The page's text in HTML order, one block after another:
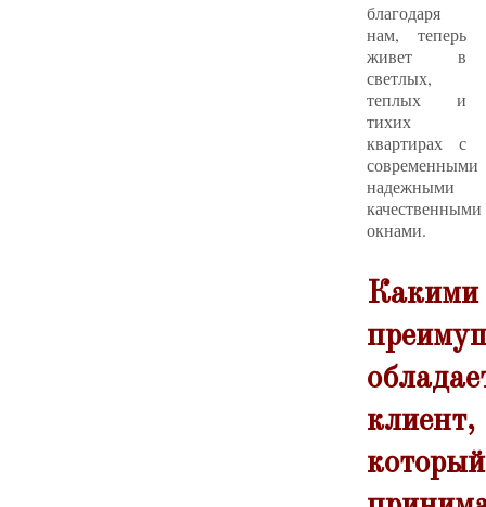
благодаря
нам, теперь
живет в
светлых,
теплых и
тихих
квартирах с
современными
надежными
качественными
окнами.
Какими
клиент,
который